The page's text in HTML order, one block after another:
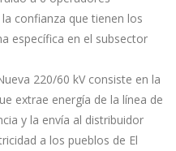
confianza que tienen los
específica en el subsector
220/60 kV consiste en la
extrae energía de la línea de
y la envía al distribuidor
a los pueblos de El